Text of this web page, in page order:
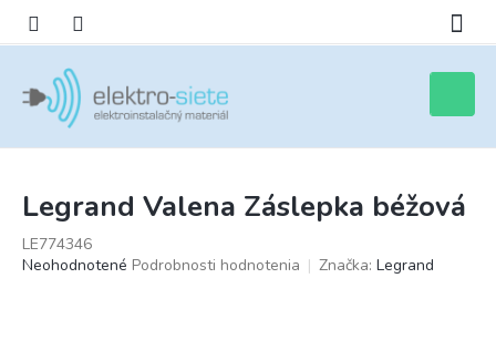
obsah
košík
Legrand Valena Záslepka béžová
LE774346
Priemerné
Neohodnotené Podrobnosti hodnotenia Značka: Legrand